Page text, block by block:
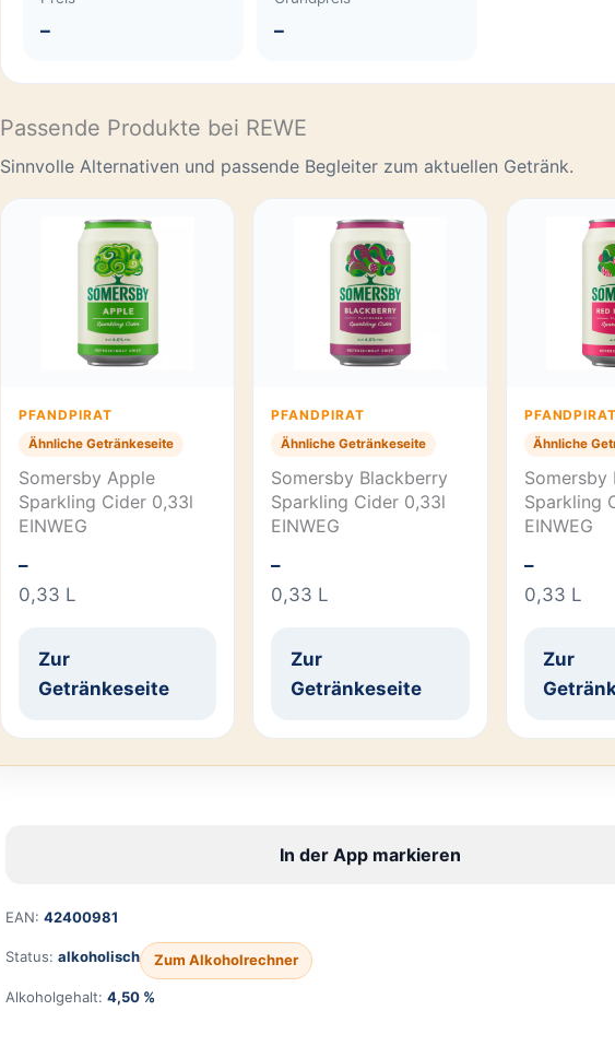
– –
Passende Produkte bei REWE
Sinnvolle Alternativen und passende Begleiter zum aktuellen Getränk.
PFANDPIRAT
Ähnliche Getränkeseite
Somersby Apple
Sparkling Cider 0,33l
EINWEG
–
0,33 L
Zur
Getränkeseite
PFANDPIRAT
Ähnliche Getränkeseite
Somersby Blackberry
Sparkling Cider 0,33l
EINWEG
–
0,33 L
Zur
Getränkeseite
Ähnliche
Somersby
Sparkling
EINWEG
–
0,33 L
Zur
In der App markieren
EAN: 42400981
Status: alkoholisch Zum Alkoholrechner
Alkoholgehalt: 4,50 %